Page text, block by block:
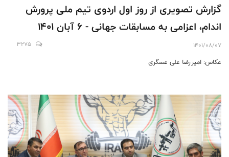
گزارش تصویری از روز اول اردوی تیم ملی پرورش
اندام، اعزامی به مسابقات جهانی - 6 آبان 1401
1401/08/07
3275
عکاس: امیررضا علی عسگری